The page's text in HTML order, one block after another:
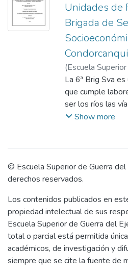
Unidades de
Brigada de
(Escuela Superior
Escuela de
Cueva, José
Gamaliel
La 6ª Brig Sva
que cumple
ser los ríos las
comunicación en
orientación, la
el mejoramiento
fluviales,
portuaria y
actividades
seguridad;
desarrollo
provincia. El
Show more
© Escuela Superior de Guerra
derechos reservados.
Los contenidos publicados en
propiedad intelectual de sus
Escuela Superior de Guerra del
total o parcial está permitida
académicos, de investigación y
siempre que se cite la fuente de